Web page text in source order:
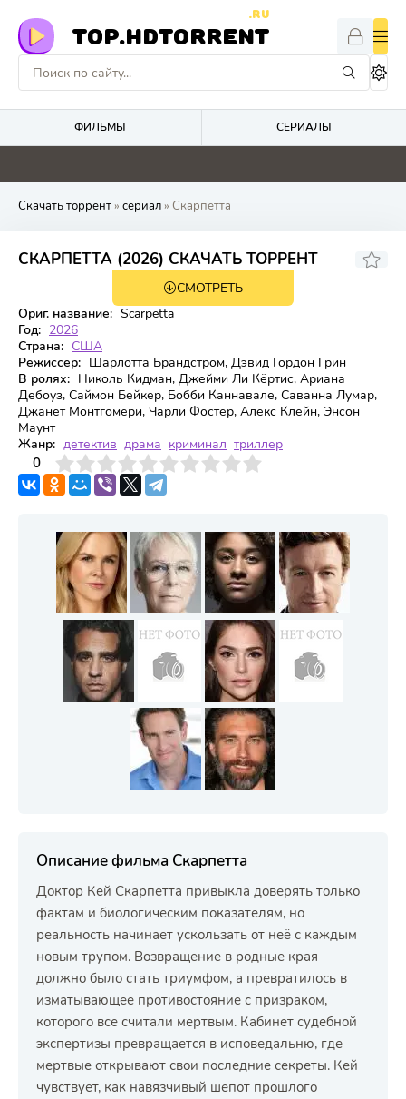
TOP.HDTORRENT
.RU
ФИЛЬМЫ СЕРИАЛЫ
0 0 0 0
Скачать торрент» сериал» Скарпетта
СКАРПЕТТА (2026) СКАЧАТЬ ТОРРЕНТ
1 сезон 8 серияСМОТРЕТЬ
Ориг. название: Scarpetta
Год: 2026
Страна: США
Режиссер: Шарлотта Брандстром, Дэвид Гордон Грин
В ролях: Николь Кидман, Джейми Ли Кёртис, Ариана
Дебоуз, Саймон Бейкер, Бобби Каннавале, Саванна Лумар,
Джанет Монтгомери, Чарли Фостер, Алекс Клейн, Энсон
Маунт
Жанр: детектив драма криминал триллер
0
4 6 7 8 9 10
Описание фильма Скарпетта
Доктор Кей Скарпетта привыкла доверять только
фактам и биологическим показателям, но
реальность начинает ускользать от неё с каждым
новым трупом. Возвращение в родные края
должно было стать триумфом, а превратилось в
изматывающее противостояние с призраком,
которого все считали мертвым. Кабинет судебной
экспертизы превращается в исповедальню, где
мертвые открывают свои последние секреты. Кей
чувствует, как навязчивый шепот прошлого